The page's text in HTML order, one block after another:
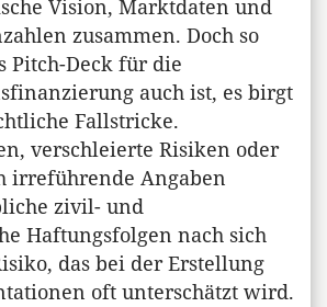
Vision, Marktdaten und
zusammen. Doch so
Pitch-Deck für die
auch ist, es birgt
Fallstricke.
verschleierte Risiken oder
irreführende Angaben
zivil- und
Haftungsfolgen nach sich
das bei der Erstellung
oft unterschätzt wird.